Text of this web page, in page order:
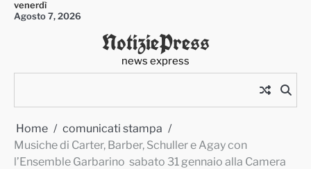
Skipvenerdì
Agosto 7, 2026
NotiziePress
news express
Home
comunicati stampa
Musiche di Carter, Barber, Schuller e Agay con
l’Ensemble Garbarino sabato 31 gennaio alla Camera